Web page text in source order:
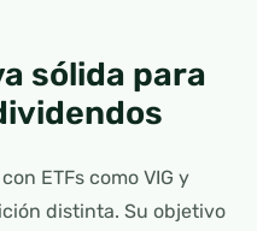
sólida para
ETFs como VIG y
distinta. Su objetivo